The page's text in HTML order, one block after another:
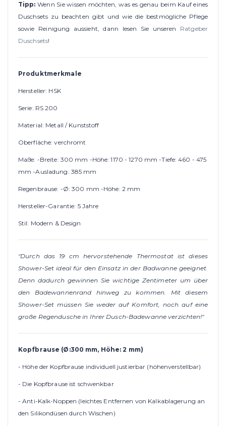
Tipp: Wenn Sie wissen möchten, was es genau beim Kauf eines
Duschsets zu beachten gibt und wie die bestmögliche Pflege
sowie Reinigung aussieht, dann lesen Sie unseren Ratgeber
Duschsets!
Produktmerkmale
Hersteller: HSK
Serie: RS 200
Material: Metall / Kunststoff
Oberfläche: verchromt
Maße: -Breite: 300 mm -Höhe: 1170 - 1270 mm -Tiefe: 460 - 475
mm -Ausladung: 385 mm
Regenbrause: -Ø: 300 mm -Höhe: 2 mm
Hersteller-Garantie: 5 Jahre
Stil: Modern & Design
"Durch das 19 cm hervorstehende Thermostat ist dieses
Shower-Set ideal für den Einsatz in der Badwanne geeignet.
Denn dadurch gewinnen Sie wichtige Zentimeter um über
den Badewannenrand hinweg zu kommen. Mit diesem
Shower-Set müssen Sie weder auf Komfort, noch auf eine
große Regendusche in Ihrer Dusch-Badewanne verzichten!"
Kopfbrause (Ø:300 mm, Höhe: 2 mm)
- Höhe der Kopfbrause individuell justierbar (höhenverstellbar)
- Die Kopfbrause ist schwenkbar
- Anti-Kalk-Noppen (leichtes Entfernen von Kalkablagerung an
den Silikondüsen durch Wischen)